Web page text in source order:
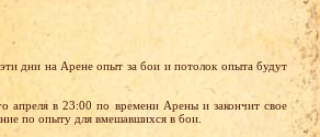
дни на Арене опыт за бои и потолок опыта будут
апреля в 23:00 по времени Арены и закончит свое
по опыту для вмешавшихся в бои.